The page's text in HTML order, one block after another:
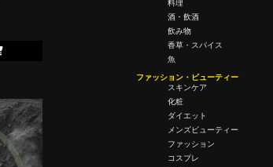
料理
酒・飲酒
飲み物
香草・スパイス
魚
ファッション・ビューティー
スキンケア
化粧
ダイエット
メンズビューティー
ファッション
コスプレ